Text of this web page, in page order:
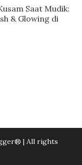
Saat Mudik:
& Glowing di
| All rights